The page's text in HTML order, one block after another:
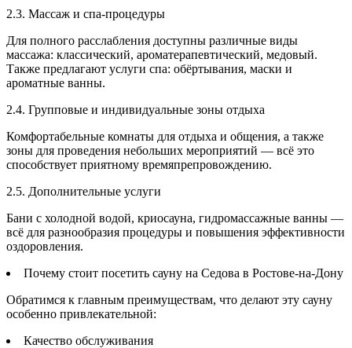
2.3. Массаж и спа-процедуры
Для полного расслабления доступны различные виды
массажа: классический, ароматерапевтический, медовый.
Также предлагают услуги спа: обёртывания, маски и
ароматные ванны.
2.4. Групповые и индивидуальные зоны отдыха
Комфортабельные комнаты для отдыха и общения, а также
зоны для проведения небольших мероприятий — всё это
способствует приятному времяпрепровождению.
2.5. Дополнительные услуги
Бани с холодной водой, криосауна, гидромассажные ванны —
всё для разнообразия процедуры и повышения эффективности
оздоровления.
Почему стоит посетить сауну на Седова в Ростове-на-Дону
Обратимся к главным преимуществам, что делают эту сауну
особенно привлекательной:
Качество обслуживания